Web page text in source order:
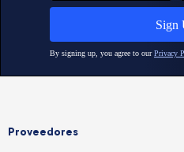
Proveedores